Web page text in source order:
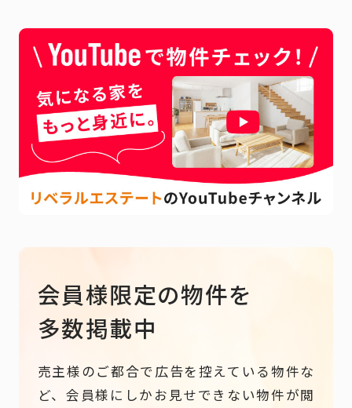
会員様限定の物件を
多数掲載中
売主様のご都合で広告を控えている物件な
ど、会員様にしかお見せできない物件が閲